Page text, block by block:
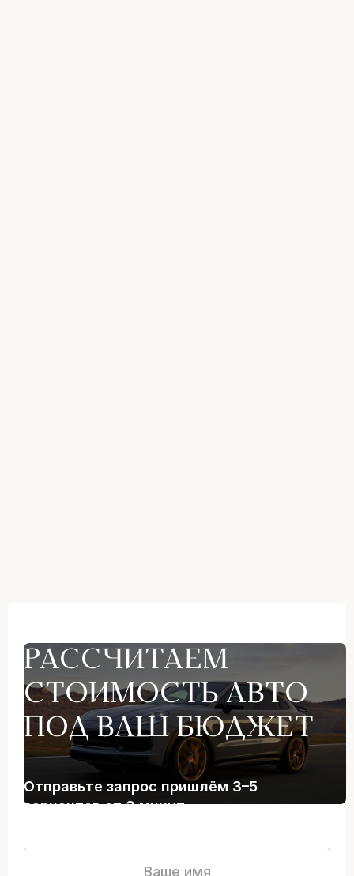
РАССЧИТАЕМ
СТОИМОСТЬ АВТО
ПОД ВАШ БЮДЖЕТ
Отправьте запрос пришлём 3–5
вариантов от 3 минут